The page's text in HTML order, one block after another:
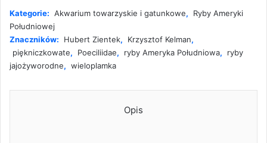
Kategorie: Akwarium towarzyskie i gatunkowe,
Ryby Ameryki
Południowej
Znaczników:
Hubert Zientek, Krzysztof Kelman,
piękniczkowate, Poeciliidae, ryby Ameryka Południowa,
ryby
jajożyworodne, wieloplamka
Opis